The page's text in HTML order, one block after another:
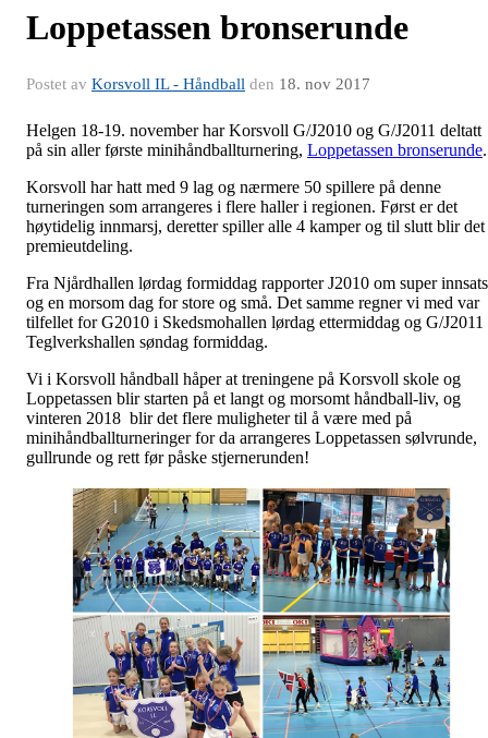
Loppetassen bronserunde
Postet av Korsvoll IL - Håndball den 18. nov 2017
Helgen 18-19. november har Korsvoll G/J2010 og G/J2011 deltatt
på sin aller første minihåndballturnering, Loppetassen bronserunde
Korsvoll har hatt med 9 lag og nærmere 50 spillere på denne
turneringen som arrangeres i flere haller i regionen. Først er det
høytidelig innmarsj, deretter spiller alle 4 kamper og til slutt blir det
premieutdeling.
Fra Njårdhallen lørdag formiddag rapporter J2010 om super innsats
og en morsom dag for store og små. Det samme regner vi med var
tilfellet for G2010 i Skedsmohallen lørdag ettermiddag og G/J2011
Teglverkshallen søndag formiddag.
Vi i Korsvoll håndball håper at treningene på Korsvoll skole og
Loppetassen blir starten på et langt og morsomt håndball-liv, og
vinteren 2018 blir det flere muligheter til å være med på
minihåndballturneringer for da arrangeres Loppetassen sølvrunde,
gullrunde og rett før påske stjernerunden!